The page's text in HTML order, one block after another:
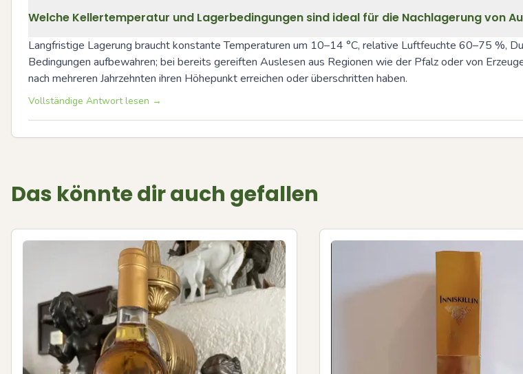
Welche Kellertemperatur und Lagerbedingungen sind ideal für die Nachlagerung von
Langfristige Lagerung braucht konstante Temperaturen um 10–14 °C, relative Luftfeuchte 60–75 %,
Bedingungen aufbewahren; bei bereits gereiften Auslesen aus Regionen wie der Pfalz oder von
nach mehreren Jahrzehnten ihren Höhepunkt erreichen oder überschritten haben.
Vollständige Antwort lesen →
Das könnte dir auch gefallen